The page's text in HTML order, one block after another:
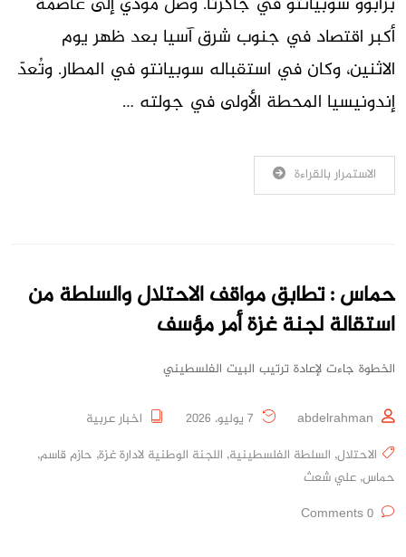
أكبر اقتصاد في جنوب شرق آسيا بعد ظهر يوم
الاثنين، وكان في استقباله سوبيانتو في المطار. وتُعدّ
إندونيسيا المحطة الأولى في جولته …
الاستمرار بالقراءة
حماس : تطابق مواقف الاحتلال والسلطة من
استقالة لجنة غزة أمر مؤسف
الخطوة جاءت لإعادة ترتيب البيت الفلسطيني
abdelrahman
اخبار عربية
الاحتلال, السلطة الفلسطينية, اللجنة الوطنية لادارة غزة, حازم قاسم,
حماس, علي شعث